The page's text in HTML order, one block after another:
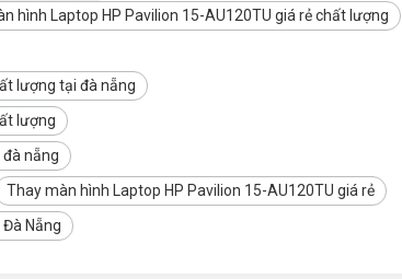
AU120TU LED
thế màn hình cho Laptop HP Pavilion 15-AU120TU Led
hình Laptop HP Pavilion 15-AU120TU giá rẻ chất lượng
lượng tại đà nẵng
lượng
nẵng
Thay màn hình Laptop HP Pavilion 15-AU120TU giá rẻ
Nẵng